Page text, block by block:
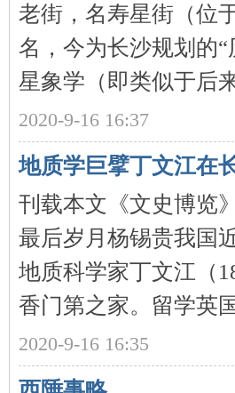
长
老街，名寿星街（位
名，今为长沙规划的
星象学（即类似于后
2020-9-16 16:37
地质学巨擘丁文江在
刊载本文《文史博览
最后岁月杨锡贵我国
地质科学家丁文江（
香门第之家。留学英
2020-9-16 16:35